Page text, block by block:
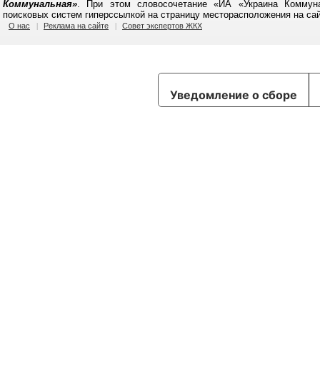
Коммунальная». При этом словосочетание «ИА «Украина
поисковых систем гиперссылкой на страницу месторасположения на
О нас Реклама на сайте Совет экспертов ЖКХ
Уведомление о сборе